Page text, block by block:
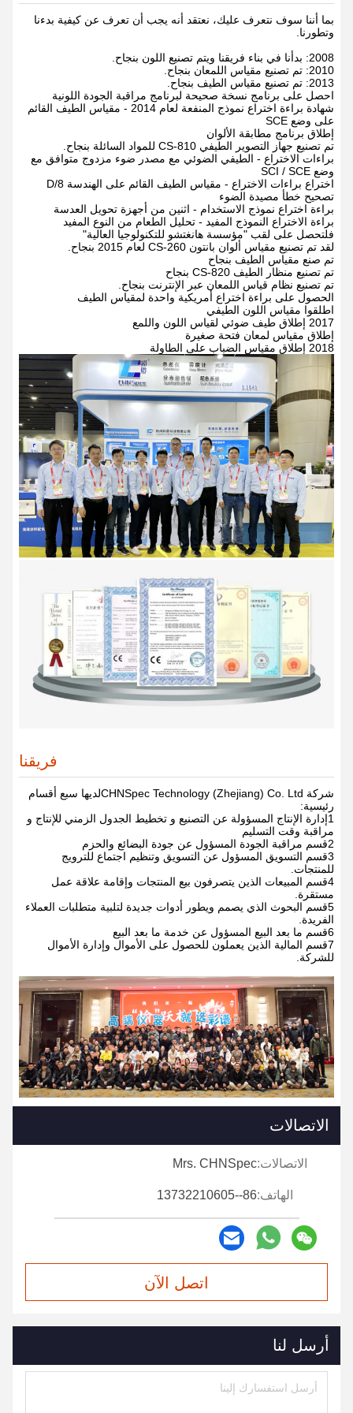
بما أننا سوف نتعرف عليك، نعتقد أنه يجب أن تعرف عن كيفية بدءنا
وتطورنا.
2008: بدأنا في بناء فريقنا ويتم تصنيع اللون بنجاح.
2010: تم تصنيع مقياس اللمعان بنجاح.
2013: تم تصنيع مقياس الطيف بنجاح.
احصل على برنامج نسخة صحيحة لبرنامج مراقبة الجودة اللونية
شهادة براءة اختراع نموذج المنفعة لعام 2014 - مقياس الطيف القائم
على وضع SCE
إطلاق برنامج مطابقة الألوان
تم تصنيع جهاز التصوير الطيفي CS-810 للمواد السائلة بنجاح.
براءات الاختراع - الطيفي الضوئي مع مصدر ضوء مزدوج متوافق مع
وضع SCI / SCE
اختراع براءات الاختراع - مقياس الطيف القائم على الهندسة D/8
تصحيح خطأ مصيدة الضوء
براءة اختراع نموذج الاستخدام - اثنين من أجهزة تحويل العدسة
براءة الاختراع النموذج المفيد - تحليل الطعام من النوع المفيد
فلتحصل على لقب "مؤسسة هانغتشو للتكنولوجيا العالية"
لقد تم تصنيع مقياس ألوان بانتون CS-260 لعام 2015 بنجاح.
تم صنع مقياس الطيف بنجاح
تم تصنيع منظار الطيف CS-820 بنجاح
تم تصنيع نظام قياس اللمعان عبر الإنترنت بنجاح.
الحصول على براءة اختراع أمريكية واحدة لمقياس الطيف
اطلقوا مقياس اللون الطيفي
2017 إطلاق طيف ضوئي لقياس اللون واللمع
إطلاق مقياس لمعان فتحة صغيرة
2018 إطلاق مقياس الضباب على الطاولة
فريقنا
شركة CHNSpec Technology (Zhejiang) Co. Ltd
لديها سبع أقسام
رئيسية:
1إدارة الإنتاج المسؤولة عن التصنيع و تخطيط الجدول الزمني للإنتاج و
مراقبة وقت التسليم
2قسم مراقبة الجودة المسؤول عن جودة البضائع والحزم
3قسم التسويق المسؤول عن التسويق وتنظيم اجتماع للترويج
للمنتجات.
4قسم المبيعات الذين يتصرفون بيع المنتجات وإقامة علاقة عمل
مستقرة.
5قسم البحوث الذي يصمم ويطور أدوات جديدة لتلبية متطلبات العملاء
الفريدة.
6قسم ما بعد البيع المسؤول عن خدمة ما بعد البيع
7قسم المالية الذين يعملون للحصول على الأموال وإدارة الأموال
للشركة.
الاتصالات
الاتصالات:Mrs. CHNSpec
الهاتف:86--13732210605
اتصل الآن
أرسل لنا